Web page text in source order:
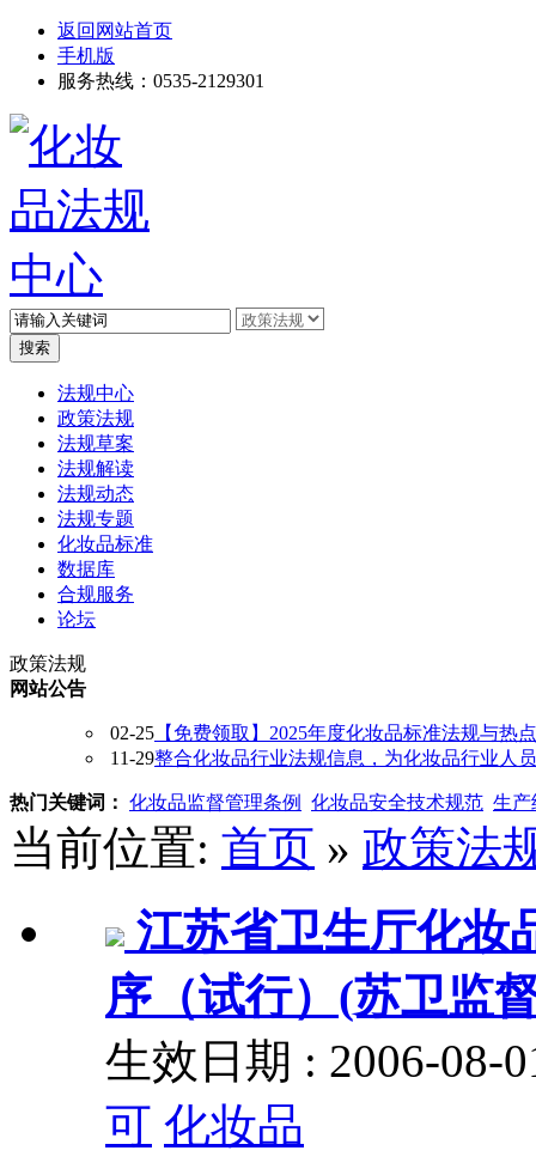
返回网站首页
手机版
服务热线：0535-2129301
法规中心
政策法规
法规草案
法规解读
法规动态
法规专题
化妆品标准
数据库
合规服务
论坛
政策法规
网站公告
02-25 【免费领取】2025年度化妆品标准法规与热
11-29整合化妆品行业法规信息，为化妆品行业人
热门关键词： 化妆品监督管理条例 化妆品安全技术规范 生产
当前位置: 首页 » 政策法
江苏省卫生厅化妆
序（试行）(苏卫监
生效日期 : 2006-08-
可 化妆品